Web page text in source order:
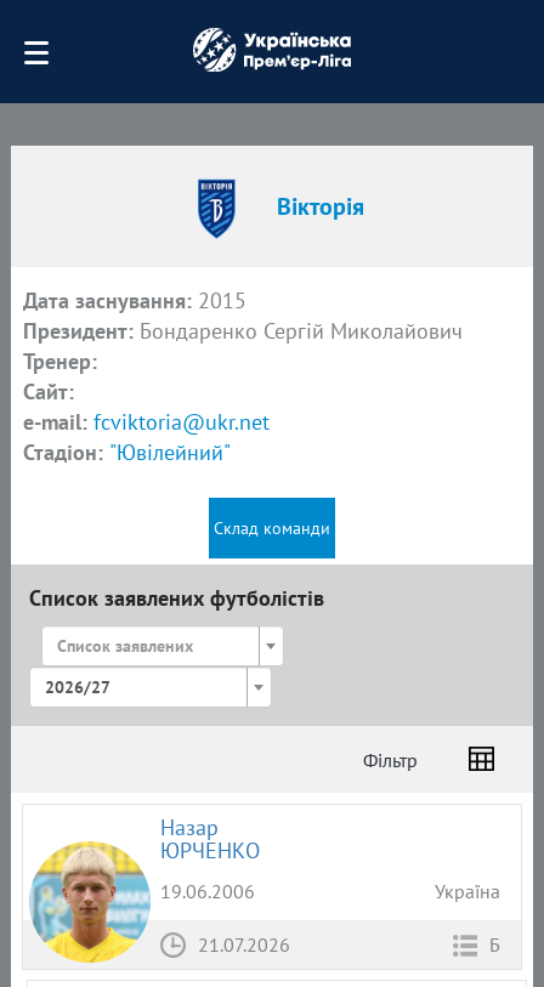
Вікторія
Дата заснування: 2015
Президент: Бондаренко Сергій Миколайович
Тренер:
Сайт:
e-mail: fcviktoria@ukr.net
Стадіон: "Ювілейний"
Склад команди
Список заявлених футболістів
Список заявлених
2026/27
Фільтр
Список
Амплуа Громадянство
Назар
ЮРЧЕНКО
19.06.2006 Україна
21.07.2026 Б